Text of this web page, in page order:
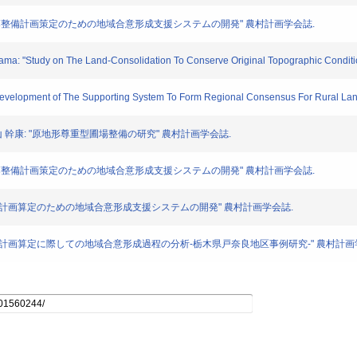
備計画策定のための地域合意形成支援システムの開発" 農村計画学会誌.
"Study on The Land-Consolidation To Conserve Original Topographic
of The Supporting System To Form Regional Consensus For Rural
康: "原地形尊重型圃場整備の研究" 農村計画学会誌.
備計画策定のための地域合意形成支援システムの開発" 農村計画学会誌.
画算定のための地域合意形成支援システムの開発" 農村計画学会誌.
画算定に際しての地域合意形成過程の分析-栃木県戸奈良地区事例研究-" 農村計画